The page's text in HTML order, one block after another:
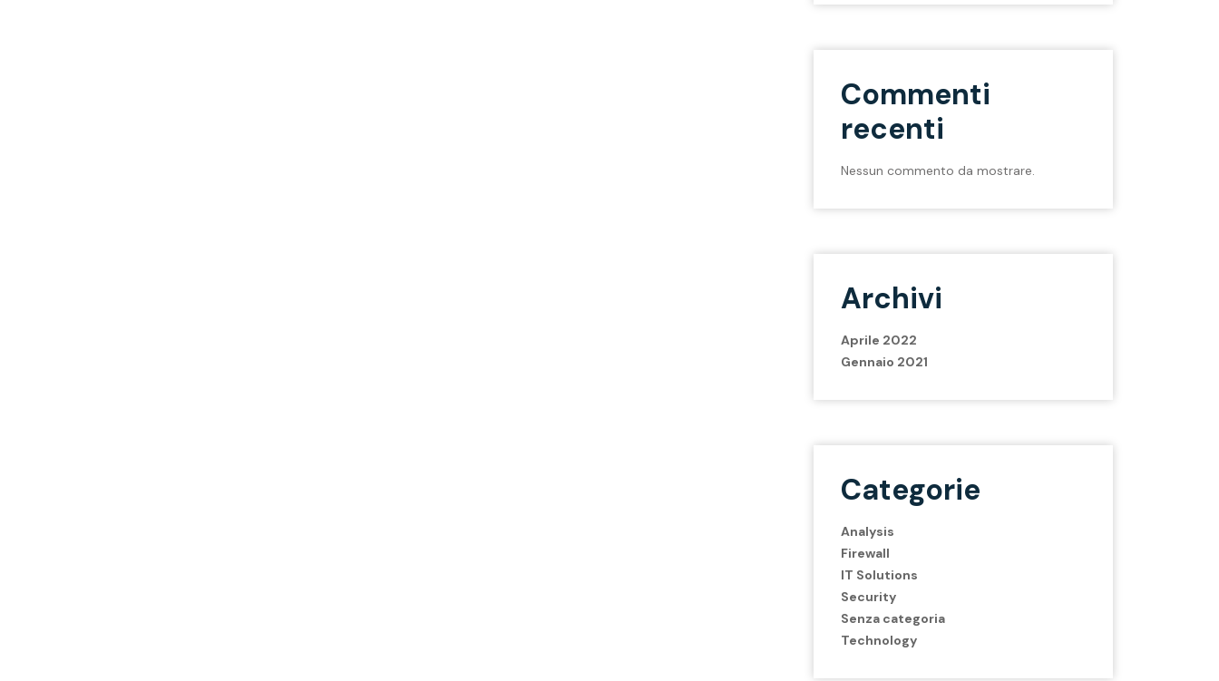
Commenti
recenti
Nessun commento da mostrare.
Archivi
Aprile 2022
Gennaio 2021
Categorie
Analysis
Firewall
IT Solutions
Security
Senza categoria
Technology